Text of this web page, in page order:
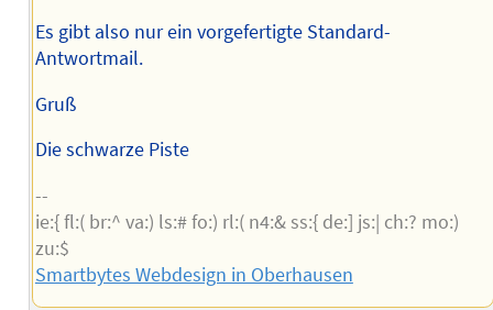
Es gibt also nur ein vorgefertigte Standard-
Antwortmail.
Gruß
Die schwarze Piste
--
ie:{ fl:( br:^ va:) ls:# fo:) rl:( n4:& ss:{ de:] js:| ch:? mo:)
zu:$
Smartbytes Webdesign in Oberhausen